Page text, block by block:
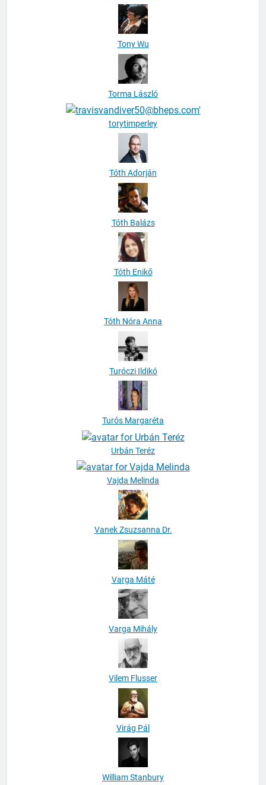
Tony Wu
Torma László
torytimperley
Tóth Adorján
Tóth Balázs
Tóth Enikő
Tóth Nóra Anna
Turóczi Ildikó
Turós Margaréta
Urbán Teréz
Vajda Melinda
Vanek Zsuzsanna Dr.
Varga Máté
Varga Mihály
Vilem Flusser
Virág Pál
William Stanbury